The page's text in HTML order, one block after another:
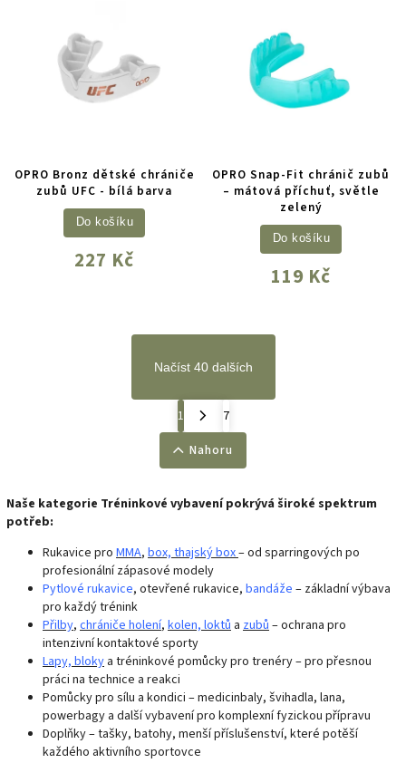
OPRO Bronz dětské chrániče
zubů UFC - bílá barva
227 Kč
Do košíku
OPRO Snap-Fit chránič zubů
– mátová příchuť, světle
zelený
119 Kč
Do košíku
Načíst 40 dalších
1
7
Nahoru
Naše kategorie Tréninkové vybavení pokrývá široké spektrum
potřeb:
Rukavice pro MMA, box, thajský box– od sparringových po
profesionální zápasové modely
Pytlové rukavice, otevřené rukavice, bandáže – základní výbava
pro každý trénink
Přilby, chrániče holení, kolen, loktů a zubů– ochrana pro
intenzivní kontaktové sporty
Lapy, bloky a tréninkové pomůcky pro trenéry – pro přesnou
práci na technice a reakci
Pomůcky pro sílu a kondici – medicinbaly, švihadla, lana,
powerbagy a další vybavení pro komplexní fyzickou přípravu
Doplňky – tašky, batohy, menší příslušenství, které potěší
každého aktivního sportovce